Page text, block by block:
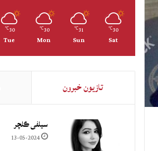
30
℃
Sat
31
℃
Sun
30
℃
Mon
30
℃
Tue
تازيون خبرون
سيلفي ڪلچر
13-05-2024